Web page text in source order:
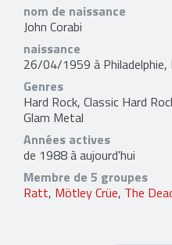
nom de naissance
John Corabi
naissance
26/04/1959 à
Genres
Hard Rock, Classic Hard
Glam Metal
Années actives
de 1988 à aujourd'hui
Membre de 5 groupes
Ratt, Mötley Crüe, The